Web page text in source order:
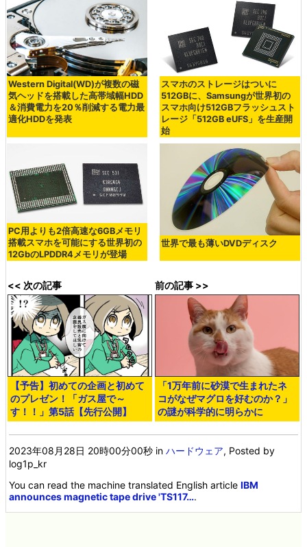
Western Digital(WD)が複数の磁
気ヘッドを搭載した高帯域幅HDD
＆消費電力を20％削減する電力最
適化HDDを発表
スマホのストレージはついに
512GBに、Samsungが世界初の
スマホ向け512GBフラッシュスト
レージ「512GB eUFS」を生産開
始
PC用よりも2倍高速な6GBメモリ
搭載スマホを可能にする世界初の
12GbのLPDDR4メモリが登場
世界で最も薄いDVDディスク
<< 次の記事
【予告】初めての企画と初めて
のプレゼン！「ガス屋で～
す！！」第5話【先行公開】
前の記事 >>
「1万年前に砂漠で生まれたネ
コがなぜマグロを好むのか？」
の謎が科学的に明らかに
2023年08月28日 20時00分00秒 inハードウェア, Posted by
log1p_kr
You can read the machine translated English articleIBM
announces magnetic tape drive 'TS117….